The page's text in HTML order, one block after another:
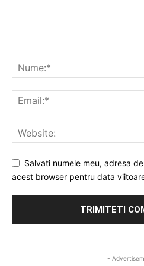
Salvati numele meu, adresa
acest browser pentru data
-